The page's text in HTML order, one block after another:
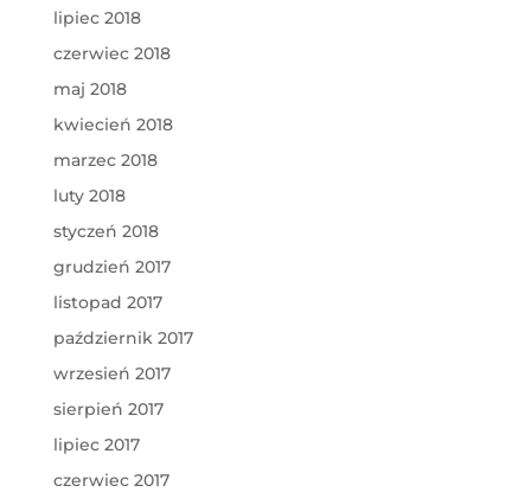
lipiec 2018
czerwiec 2018
maj 2018
kwiecień 2018
marzec 2018
luty 2018
styczeń 2018
grudzień 2017
listopad 2017
październik 2017
wrzesień 2017
sierpień 2017
lipiec 2017
czerwiec 2017